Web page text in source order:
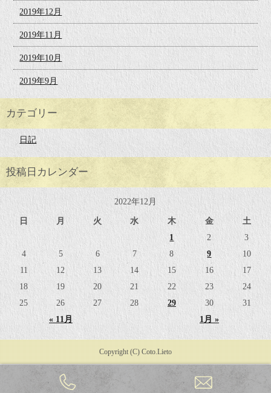
2019年12月
2019年11月
2019年10月
2019年9月
カテゴリー
日記
投稿日カレンダー
2022年12月
日 月 火 水 木 金 土
« 11月 1月 »
1 2
3
4
5 6 7 8 9
10
11
12 13 14 15 16
17
18
19 20 21 22 23
24
25
26 27 28 29 30 31
Copyright (C) Coto.Lieto